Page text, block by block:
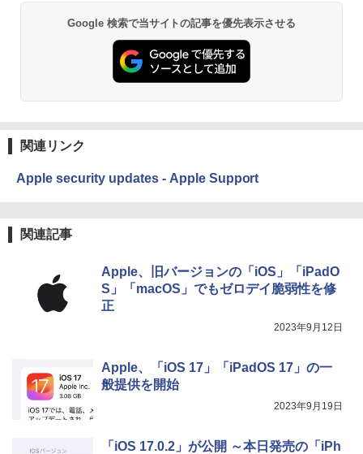
Google 検索で当サイトの記事を優先表示させる
関連リンク
Apple security updates - Apple Support
関連記事
Apple、旧バージョンの「iOS」「iPadO
S」「macOS」でもゼロデイ脆弱性を修
正
2023年9月12日
Apple、「iOS 17」「iPadOS 17」の一
般提供を開始
2023年9月19日
「iOS 17.0.2」が公開 ～本日発売の「iPh